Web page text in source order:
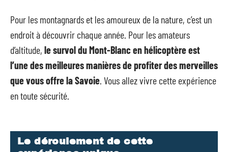
Pour les montagnards et les amoureux de la nature, c’est un
endroit à découvrir chaque année. Pour les amateurs
d’altitude, le survol du Mont-Blanc en hélicoptère est
l’une des meilleures manières de profiter des merveilles
que vous offre la Savoie. Vous allez vivre cette expérience
en toute sécurité.
Le déroulement de cette